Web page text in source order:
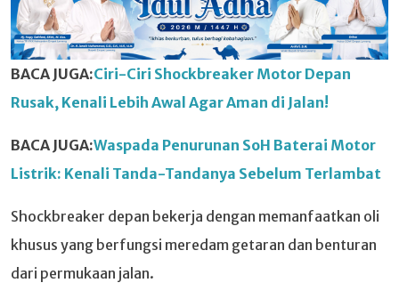
BACA JUGA:Ciri-Ciri Shockbreaker Motor Depan
Rusak, Kenali Lebih Awal Agar Aman di Jalan!
BACA JUGA:Waspada Penurunan SoH Baterai Motor
Listrik: Kenali Tanda-Tandanya Sebelum Terlambat
Shockbreaker depan bekerja dengan memanfaatkan oli
khusus yang berfungsi meredam getaran dan benturan
dari permukaan jalan.